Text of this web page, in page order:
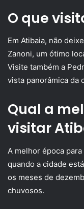
O que
Em Atibaia, não
Zanoni, um ótimo
Visite também a
vista panorâmica da
Qual a
visitar
A melhor época
quando a cidade
os meses de
chuvosos.